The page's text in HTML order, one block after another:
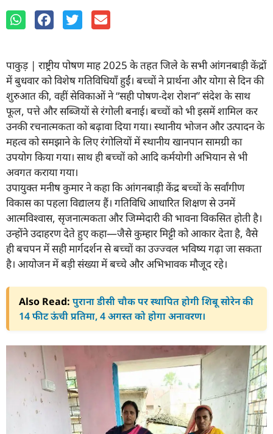
पाकुड़ | राष्ट्रीय पोषण माह 2025 के तहत जिले के सभी आंगनबाड़ी केंद्रों
में बुधवार को विशेष गतिविधियाँ हुईं। बच्चों ने प्रार्थना और योगा से दिन की
शुरुआत की, वहीं सेविकाओं ने “सही पोषण-देश रोशन” संदेश के साथ
फूल, पत्ते और सब्जियों से रंगोली बनाई। बच्चों को भी इसमें शामिल कर
उनकी रचनात्मकता को बढ़ावा दिया गया। स्थानीय भोजन और उत्पादन के
महत्व को समझाने के लिए रंगोलियों में स्थानीय खानपान सामग्री का
उपयोग किया गया। साथ ही बच्चों को आदि कर्मयोगी अभियान से भी
अवगत कराया गया।
उपायुक्त मनीष कुमार ने कहा कि आंगनबाड़ी केंद्र बच्चों के सर्वांगीण
विकास का पहला विद्यालय हैं। गतिविधि आधारित शिक्षण से उनमें
आत्मविश्वास, सृजनात्मकता और जिम्मेदारी की भावना विकसित होती है।
उन्होंने उदाहरण देते हुए कहा—जैसे कुम्हार मिट्टी को आकार देता है, वैसे
ही बचपन में सही मार्गदर्शन से बच्चों का उज्ज्वल भविष्य गढ़ा जा सकता
है। आयोजन में बड़ी संख्या में बच्चे और अभिभावक मौजूद रहे।
Also Read: पुराना डीसी चौक पर स्थापित होगी शिबू सोरेन की
14 फीट ऊंची प्रतिमा, 4 अगस्त को होगा अनावरण।